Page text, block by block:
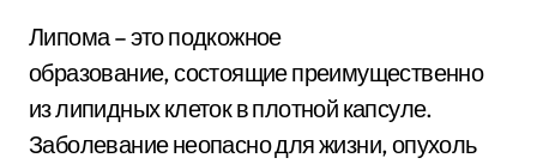
Липома – это подкожное
образование, состоящие преимущественно
из липидных клеток в плотной капсуле.
Заболевание неопасно для жизни, опухоль